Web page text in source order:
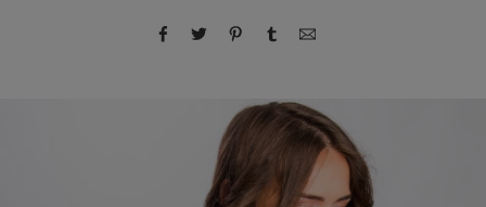
compartir por Facebook
compartir por Twitter
compartir por Pinterest
compartir por Tumblr
compartir por